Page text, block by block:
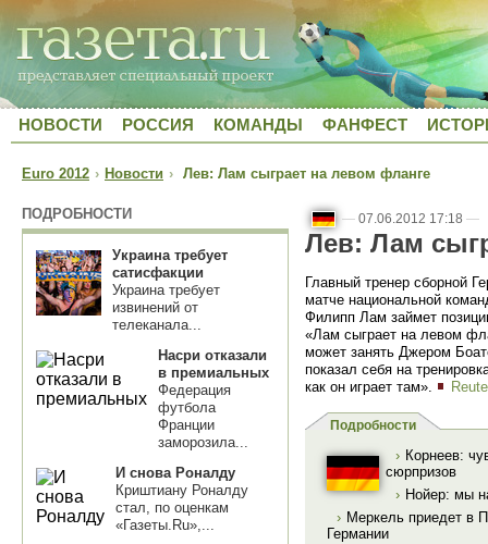
НОВОСТИ РОССИЯ КОМАНДЫ ФАНФЕСТ
Euro 2012 › Новости › Лев: Лам сыграет на левом фланге
ПОДРОБНОСТИ
Украина требует
сатисфакции
Украина требует
извинений от
телеканала...
Насри отказали
в премиальных
Федерация
футбола
Франции
заморозила...
И снова Роналду
Криштиану Роналду
стал, по оценкам
«Газеты.Ru»,...
— 07.06.2012 17:18 —
Лев: Лам
Главный тренер сборной
матче национальной
Филипп Лам займет
«Лам сыграет на левом
может занять Джером
показал себя на
как он играет там».
Подробности
› Корнеев:
сюрпризов
› Нойер: мы
› Меркель приедет в
Германии